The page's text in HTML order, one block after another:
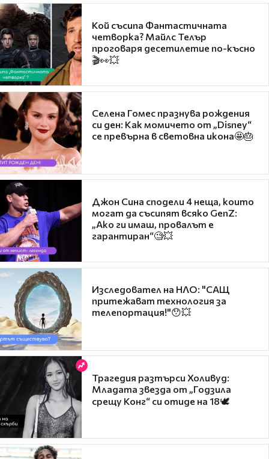
Кой съсипа Фантастичната
четворка? Майлс Телър
проговаря десетилетие по-късно
🎬👀💥
Селена Гомес празнува рождения
си ден: Как момичето от „Disney“
се превърна в световна икона🤩🎂
Джон Сина сподели 4 неща, които
могат да съсипят всяко GenZ:
„Ако ги имаш, провалът е
гарантиран“🧐💥
Изследовател на НЛО: "САЩ
притежават технология за
телепортация!"😯💥
Трагедия разтърси Холивуд:
Младата звезда от „Годзила
срещу Конг“ си отиде на 18🕊️